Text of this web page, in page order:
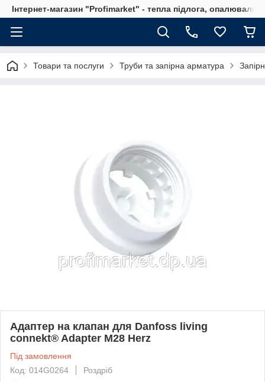
Інтернет-магазин "Profimarket" - тепла підлога,
Товари та послуги Труби та запірна арматура
Адаптер на клапан для Danfoss living
connekt® Adapter M28 Herz
Під замовлення
Код: 014G0264
Роздріб